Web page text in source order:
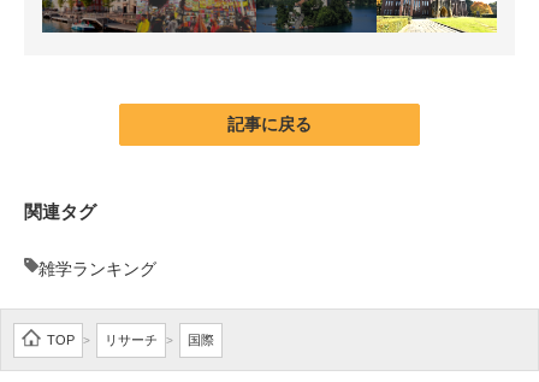
記事に戻る
関連タグ
雑学ランキング
TOP > リサーチ > 国際